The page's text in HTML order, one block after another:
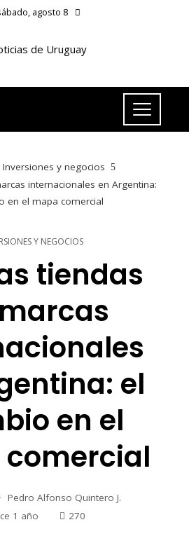
agosto 8
Inversiones y negocios
internacionales en Argentina:
en el mapa comercial
Y NEGOCIOS
tiendas
el
en el
Pedro Alfonso Quintero J.
1 año
270